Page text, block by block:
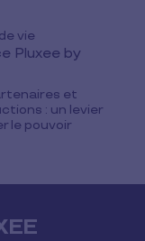
vie
Pluxee by
et
: un levier
le pouvoir